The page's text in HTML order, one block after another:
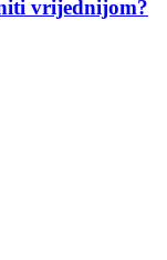
vrijednijom?